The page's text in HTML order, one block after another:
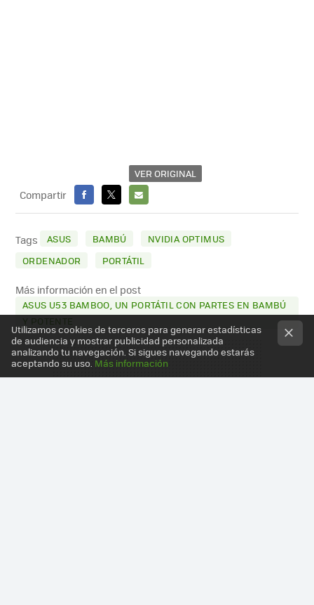
VER ORIGINAL
Compartir
FACEBOOK
X
E-
MAIL
Tags ASUS BAMBÚ
NVIDIA OPTIMUS
ORDENADOR
PORTÁTIL
Más información en el post
ASUS U53 BAMBOO, UN PORTÁTIL CON PARTES EN BAMBÚ
Utilizamos cookies de terceros para generar estadísticas
de audiencia y mostrar publicidad personalizada
analizando tu navegación. Si sigues navegando estarás
aceptando su uso. Más información